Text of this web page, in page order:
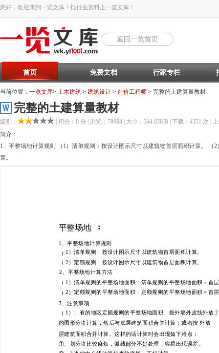
您好，欢迎来到一览文库！找行业资料上一览文库！
返回一览首页
首页 免费文档 行家专栏
当前位置： 一览文库> 土木建筑 > 建筑设计 > 造价工程师 > 完整的土建算量教材
完整的土建算量教材
级别：
| 积分：0 分 | 浏览：78604 | 大小：344.65KB | 下载：4351 次 |
简介：
1、平整场地计算规则 （1）清单规则：按设计图示尺寸以建筑物首层面积计算。 （
算。